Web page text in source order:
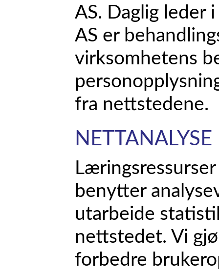
AS. Daglig leder
AS er
virksomhetens
fra nettstedene.
NETTANALYSE
benytter
utarbeide
nettstedet. Vi
forbedre